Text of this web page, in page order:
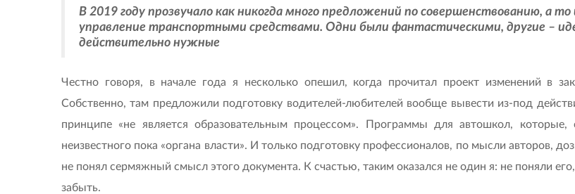
В 2019 году прозвучало как никогда много предложений по совершенствованию, а
управление транспортными средствами. Одни были фантастическими, другие –
действительно нужные
Честно говоря, в начале года я несколько опешил, когда прочитал проект изменений в
Собственно, там предложили подготовку водителей-любителей вообще вывести из-под
принципе «не является образовательным процессом». Программы для автошкол,
неизвестного пока «органа власти». И только подготовку профессионалов, по мысли авторов,
не понял сермяжный смысл этого документа. К счастью, таким оказался не один я: не поняли
забыть.